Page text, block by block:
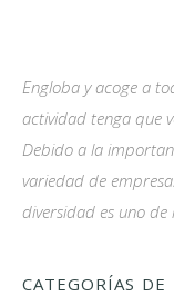
Engloba y acoge a
actividad tenga que
Debido a la
variedad de
diversidad es uno de
CATEGORÍAS DE